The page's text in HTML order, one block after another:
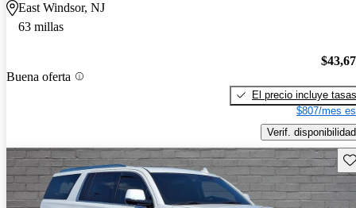
East Windsor, NJ
63 millas
Buena oferta
El precio incluye tasas
$807/mes
Verif. disponibilidad